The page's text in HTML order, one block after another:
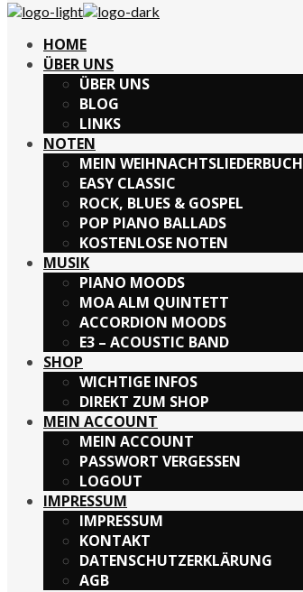
HOME
ÜBER UNS
ÜBER UNS
BLOG
LINKS
NOTEN
MEIN WEIHNACHTSLIEDERBUCH
EASY CLASSIC
ROCK, BLUES & GOSPEL
POP PIANO BALLADS
KOSTENLOSE NOTEN
MUSIK
PIANO MOODS
MOA ALM QUINTETT
ACCORDION MOODS
E3 – ACOUSTIC BAND
SHOP
WICHTIGE INFOS
DIREKT ZUM SHOP
MEIN ACCOUNT
MEIN ACCOUNT
PASSWORT VERGESSEN
LOGOUT
IMPRESSUM
IMPRESSUM
KONTAKT
DATENSCHUTZERKLÄRUNG
AGB